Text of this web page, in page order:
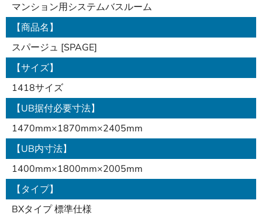
マンション用システムバスルーム
【商品名】
スパージュ [SPAGE]
【サイズ】
1418サイズ
【UB据付必要寸法】
1470mm×1870mm×2405mm
【UB内寸法】
1400mm×1800mm×2005mm
【タイプ】
BXタイプ 標準仕様